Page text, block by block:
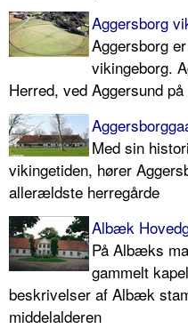
Aggersborg
Aggersborg
vikingeborg.
Herred, ved Aggersund
Med sin
vikingetiden, hører
allerældste herregårde
Albæk
På Albæks
gammelt
beskrivelser af Albæk
middelalderen